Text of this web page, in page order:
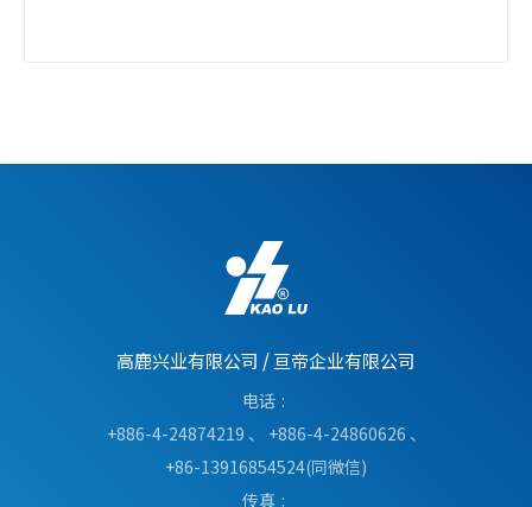
高鹿兴业有限公司 /亘帝企业有限公司
电话
+886-4-24874219 、 +886-4-24860626 、
+86-13916854524(同微信)
传真